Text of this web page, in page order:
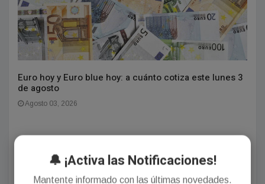
Euro hoy y Euro blue hoy: a cuánto cotiza este lunes 3
de agosto
Agosto 03, 2026
🔔 ¡Activa las Notificaciones!
Mantente informado con las últimas novedades.